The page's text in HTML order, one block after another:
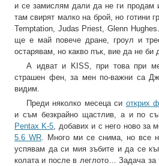
и се замислям дали да не ги продам
там свирят малко на брой, но готини
Temptation, Judas Priest, Glenn
ще е май повече дране, гроул и
остарявам, но какво пък, вие да не би
А идват и KISS, при това при
страшен фен, за мен по-важни са
видим.
Преди няколко месеца си открих
и съм безкрайно щастлив, а и по
Pentax K-5, добавих и с него ново за
5.6 WR. Много ми се снима, но все
успявам да си мия зъбите и да се
колата и после в леглото… Задача за